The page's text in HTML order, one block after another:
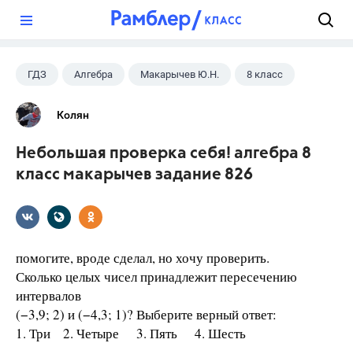
ГДЗ Алгебра Макарычев Ю.Н. 8 класс
Колян
Небольшая проверка себя! алгебра 8
класс макарычев задание 826
помогите, вроде сделал, но хочу проверить.
Сколько целых чисел принадлежит пересечению
интервалов
(−3,9; 2) и (−4,3; 1)? Выберите верный ответ:
1. Три 2. Четыре 3. Пять 4. Шесть